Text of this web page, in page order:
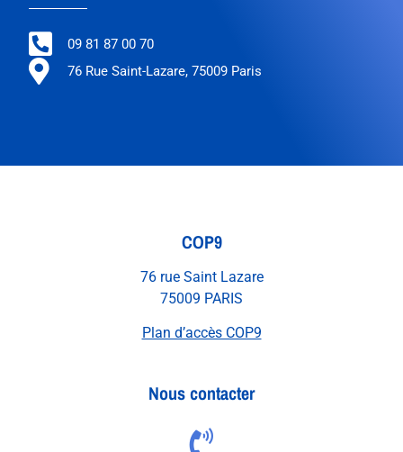
09 81 87 00 70
76 Rue Saint-Lazare, 75009 Paris
COP9
76 rue Saint Lazare
75009 PARIS
Plan d’accès COP9
Nous contacter